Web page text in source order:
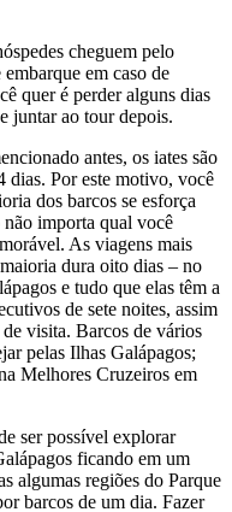
cheguem pelo
em caso de
quer é perder alguns dias
juntar ao tour depois.
antes, os iates são
dias. Por este motivo, você
dos barcos se esforça
importa qual você
As viagens mais
dura oito dias – no
e tudo que elas têm a
de sete noites, assim
visita. Barcos de vários
pelas Ilhas Galápagos;
Melhores Cruzeiros em
ser possível explorar
ficando em um
algumas regiões do Parque
barcos de um dia. Fazer